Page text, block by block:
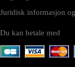
Juridisk informasjon
Du kan betale med